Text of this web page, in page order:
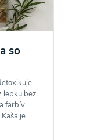
so
--
lepku bez
farbív
je